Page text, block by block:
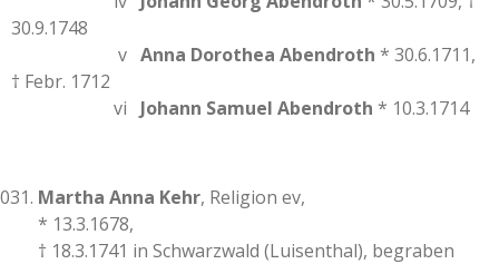
30.9.1748
v Anna Dorothea Abendroth * 30.6.1711,
† Febr. 1712
vi Johann Samuel Abendroth * 10.3.1714
Martha Anna Kehr, Religion ev,
* 13.3.1678,
† 18.3.1741 in Schwarzwald (Luisenthal), begraben